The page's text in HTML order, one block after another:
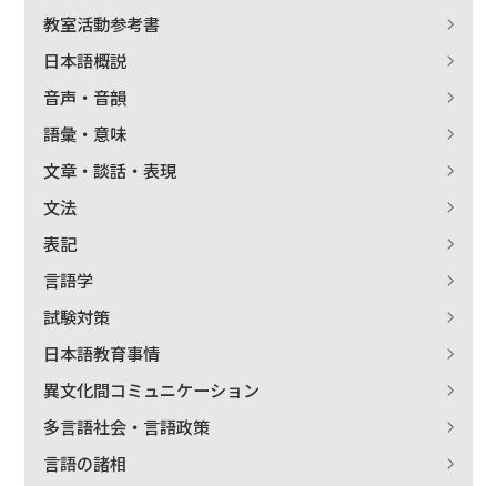
教室活動参考書
日本語概説
音声・音韻
語彙・意味
文章・談話・表現
文法
表記
言語学
試験対策
日本語教育事情
異文化間コミュニケーション
多言語社会・言語政策
言語の諸相